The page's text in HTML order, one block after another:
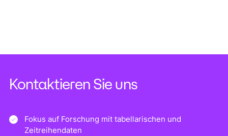
Kontaktieren Sie uns
Fokus auf Forschung mit tabellarischen und
Zeitreihendaten